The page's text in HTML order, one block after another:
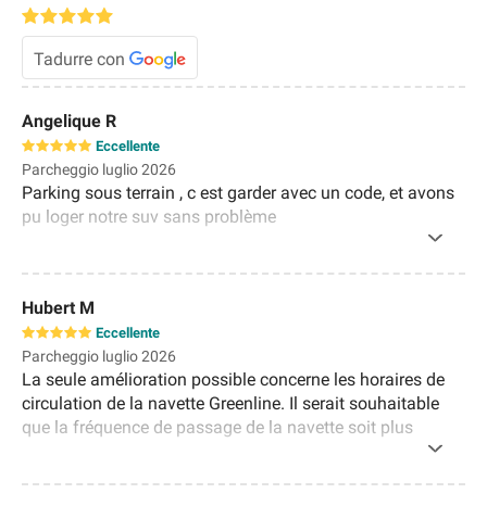
Tadurre con
Angelique R
Eccellente
Parcheggio luglio 2026
Parking sous terrain , c est garder avec un code, et avons
pu loger notre suv sans problème
Hubert M
Eccellente
Parcheggio luglio 2026
La seule amélioration possible concerne les horaires de
circulation de la navette Greenline. Il serait souhaitable
que la fréquence de passage de la navette soit plus